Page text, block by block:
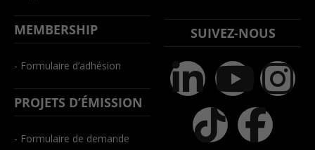
MEMBERSHIP
- Formulaire d’adhésion
PROJETS D’ÉMISSION
- Formulaire de demande
SUIVEZ-NOUS